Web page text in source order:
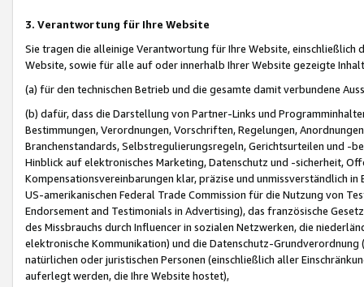
3. Verantwortung für Ihre Website
Sie tragen die alleinige Verantwortung für Ihre Website,
Website, sowie für alle auf oder innerhalb Ihrer Website gezeigte
(a) für den technischen Betrieb und die gesamte damit verbundene
(b) dafür, dass die Darstellung von Partner-Links und
Bestimmungen, Verordnungen, Vorschriften, Regelungen,
Branchenstandards, Selbstregulierungsregeln, Gerichtsurteilen und -
Hinblick auf elektronisches Marketing, Datenschutz und -sicherheit,
Kompensationsvereinbarungen klar, präzise und unmissverständlich
US-amerikanischen Federal Trade Commission für die Nutzung von
Endorsement and Testimonials in Advertising), das französische
des Missbrauchs durch Influencer in sozialen Netzwerken, die
elektronische Kommunikation) und die Datenschutz-
natürlichen oder juristischen Personen (einschließlich aller
auferlegt werden, die Ihre Website hostet),